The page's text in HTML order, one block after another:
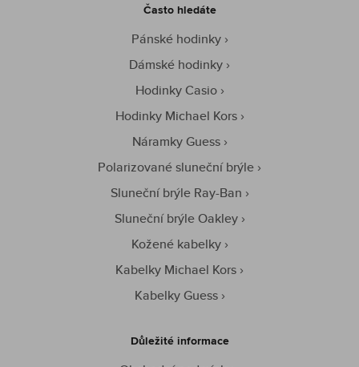
Často hledáte
Pánské hodinky
Dámské hodinky
Hodinky Casio
Hodinky Michael Kors
Náramky Guess
Polarizované sluneční brýle
Sluneční brýle Ray-Ban
Sluneční brýle Oakley
Kožené kabelky
Kabelky Michael Kors
Kabelky Guess
Důležité informace